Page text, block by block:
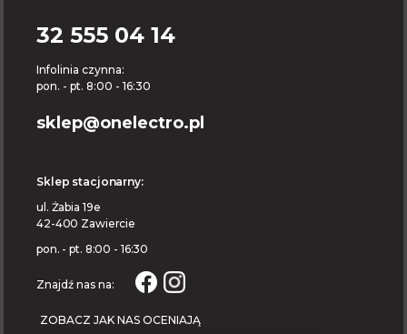
32 555 04 14
Infolinia czynna:
pon. - pt. 8:00 - 16:30
sklep@onelectro.pl
Sklep stacjonarny:
ul. Żabia 19e
42-400 Zawiercie
pon. - pt. 8:00 - 16:30
Znajdź nas na:
ZOBACZ JAK NAS OCENIAJĄ